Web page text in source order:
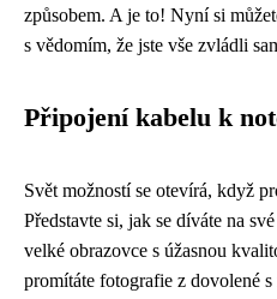
způsobem. A je to! Nyní si
s vědomím, že jste vše zvládli
Připojení kabelu k
Svět možností se otevírá, když
Představte si, jak se díváte na
velké obrazovce s úžasnou
promítáte fotografie z dovolené